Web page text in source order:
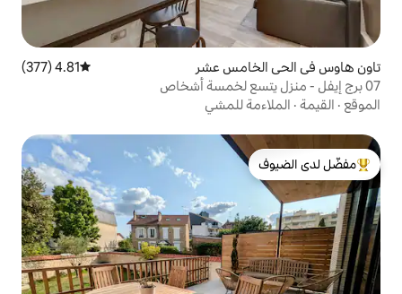
عشر متوسط التقييم 4.81 من 5، 377 مراجعات
4.81 (377)
للمشي
الضيوف